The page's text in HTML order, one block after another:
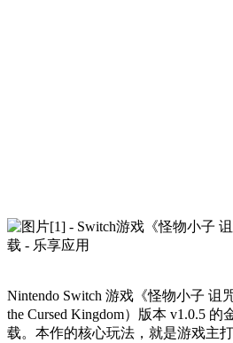
Nintendo Switch 游戏《怪物小子 诅
the Cursed Kingdom）版本 v1.0.5
载。本作的核心玩法，就是游戏主